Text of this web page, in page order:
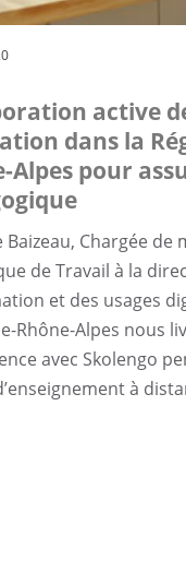
active
dans la
Alpes pour
Baizeau, Chargée
de Travail à la
et des usages
Rhône-Alpes nous
avec Skolengo
à